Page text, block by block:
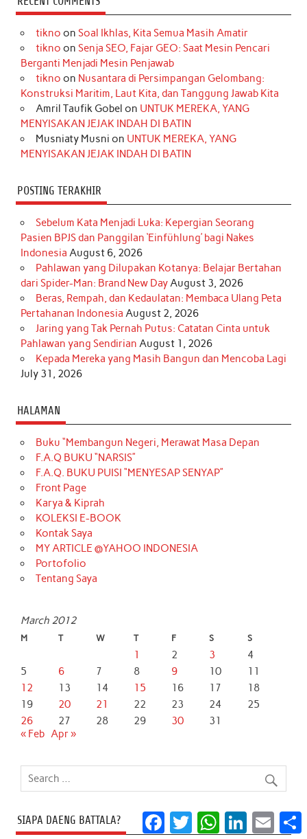
e
b
o
k
t
a
r
a
m
T
o
k
t
e
e
s
t
k
e
d
I
n
t
t
r
T
u
e
tikno on Soal Ikhlas, Kita Semua Masih Amatir
tikno on Senja SEO, Fajar GEO: Saat Mesin Pencari
Berganti Menjadi Mesin Penjawab
tikno on Nusantara di Persimpangan Gelombang:
Konstruksi Maritim, Laut Kita, dan Tanggung Jawab Kita
Amril Taufik Gobel on UNTUK MEREKA, YANG
MENYISAKAN JEJAK INDAH DI BATIN
Musniaty Musni on UNTUK MEREKA, YANG
MENYISAKAN JEJAK INDAH DI BATIN
POSTING TERAKHIR
Sebelum Kata Menjadi Luka: Kepergian Seorang
Pasien BPJS dan Panggilan ‘Einfühlung’ bagi Nakes
Indonesia August 6, 2026
Pahlawan yang Dilupakan Kotanya: Belajar Bertahan
dari Spider-Man: Brand New DayAugust 3, 2026
Beras, Rempah, dan Kedaulatan: Membaca Ulang Peta
Pertahanan Indonesia August 2, 2026
Jaring yang Tak Pernah Putus: Catatan Cinta untuk
Pahlawan yang Sendirian August 1, 2026
Kepada Mereka yang Masih Bangun dan Mencoba Lagi
July 31, 2026
HALAMAN
Buku “Membangun Negeri, Merawat Masa Depan
F.A.Q BUKU “NARSIS”
F.A.Q. BUKU PUISI “MENYESAP SENYAP”
Front Page
Karya & Kiprah
KOLEKSI E-BOOK
Kontak Saya
MY ARTICLE @YAHOO INDONESIA
Portofolio
Tentang Saya
March 2012
M T W T F S S
1 2 3
4
5
6 7 8 9 10
11
12
13 14 15 16 17
18
19
20 21 22 23 24
25
26
27 28 29 30
31
« Feb Apr »
SIAPA DAENG BATTALA? Facebook
Twitter WhatsApp
LinkedInEmail